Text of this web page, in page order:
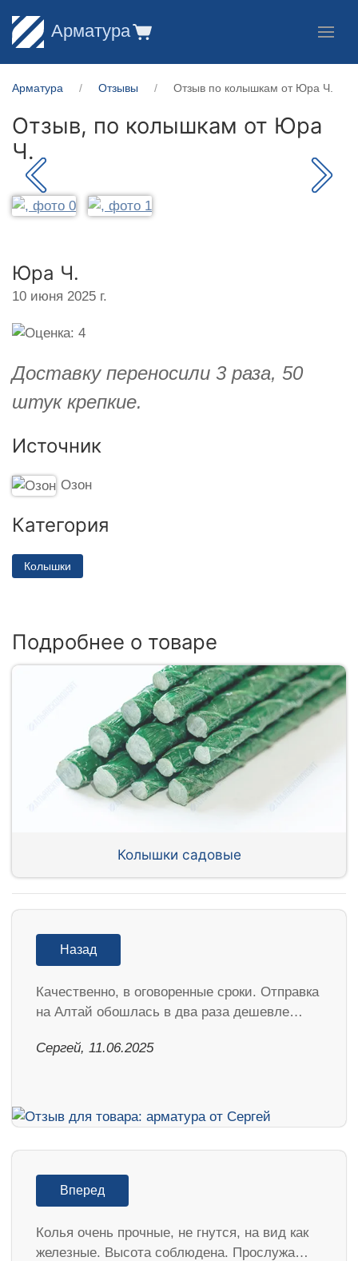
Арматура
Арматура Отзывы Отзыв по колышкам от Юра Ч.
Отзыв, по колышкам от Юра
Ч.
Юра Ч.
10 июня 2025 г.
Доставку переносили 3 раза, 50
штук крепкие.
Источник
Озон
Категория
Колышки
Подробнее о товаре
Колышки садовые
Назад
Качественно, в оговоренные сроки. Отправка
на Алтай обошлась в два раза дешевле…
Сергей, 11.06.2025
Вперед
Колья очень прочные, не гнутся, на вид как
железные. Высота соблюдена. Прослужа…